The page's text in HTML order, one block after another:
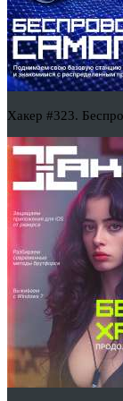
Хакер #323.